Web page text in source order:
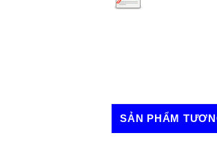
SẢN PHẨM